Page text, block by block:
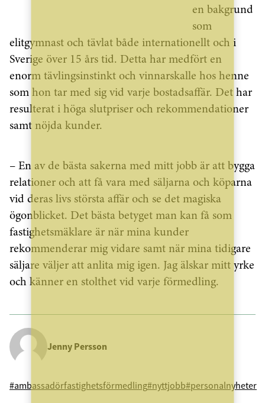
en bakgrund
som
elitgymnast och tävlat både internationellt och i
Sverige över 15 års tid. Detta har medfört en
enorm tävlingsinstinkt och vinnarskalle hos henne
som hon tar med sig vid varje bostadsaffär. Det har
resulterat i höga slutpriser och rekommendationer
samt nöjda kunder.
– En av de bästa sakerna med mitt jobb är att bygga
relationer och att få vara med säljarna och köparna
vid deras livs största affär och se det magiska
ögonblicket. Det bästa betyget man kan få som
fastighetsmäklare är när mina kunder
rekommenderar mig vidare samt när mina tidigare
säljare väljer att anlita mig igen. Jag älskar mitt yrke
och känner en stolthet vid varje förmedling.
Jenny Persson
#ambassadörfastighetsförmedling#nyttjobb#personalnyheter